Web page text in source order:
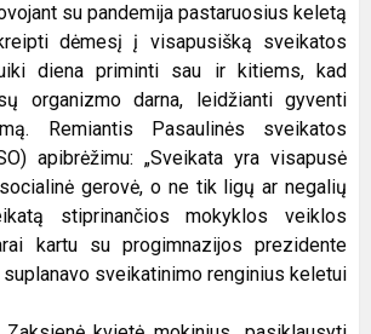
su pandemija pastaruosius keletą
dėmesį į visapusišką sveikatos
diena priminti sau ir kitiems, kad
organizmo darna, leidžianti gyventi
Remiantis Pasaulinės sveikatos
apibrėžimu: „Sveikata yra visapusė
gerovė, o ne tik ligų ar negalių
stiprinančios mokyklos veiklos
kartu su progimnazijos prezidente
suplanavo sveikatinimo renginius keletui